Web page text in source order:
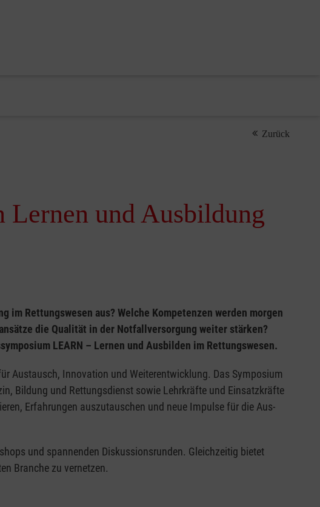
Zurück
und Ausbildung
im Rettungswesen aus? Welche Kompetenzen werden morgen
die Qualität in der Notfallversorgung weiter stärken?
LEARN – Lernen und Ausbilden im Rettungswesen.
Austausch, Innovation und Weiterentwicklung. Das Symposium
Bildung und Rettungsdienst sowie Lehrkräfte und Einsatzkräfte
Erfahrungen auszutauschen und neue Impulse für die Aus-
und spannenden Diskussionsrunden. Gleichzeitig bietet
Branche zu vernetzen.